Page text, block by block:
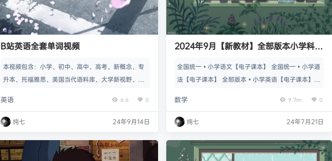
B站英语全套单词视频
本视频包含：小学、初中、高中、高考、新概念、专
升本、托福雅思、美国当代语料库、大学新视野、大
s、BEC商务英语
英语 6.6 0
纯七 24年9月14日
2024年9月【新教材】全部版本小学科目
全国统一 • 小学语文【电子课本】 全国统一 • 小学道
法【电子课本】 全部版本 • 小学英语【电子课本】
术【电子课本】 全部版本 • 小学体育【电子课本】
全部版本 • 小学数学【电子课本】 全部版本 • 小学书
全部版本 • 小学科学【电子课本】 语文增加名著阅读
要求，强调思辨性阅读； …
数学 9.7m 0
纯七 24年7月21日